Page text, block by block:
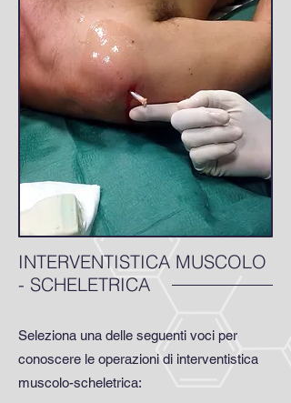
INTERVENTISTICA MUSCOLO
- SCHELETRICA
Seleziona una delle seguenti voci per
conoscere le operazioni di interventistica
muscolo-scheletrica: